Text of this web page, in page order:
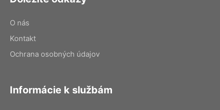
O nás
Kontakt
Ochrana osobných údajov
Informácie k službám